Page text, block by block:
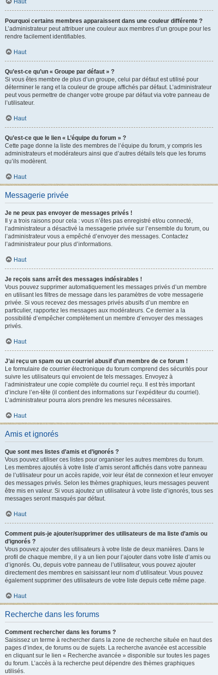
Pourquoi certains membres apparaissent dans une couleur différente ?
L’administrateur peut attribuer une couleur aux membres d’un groupe pour les
rendre facilement identifiables.
Haut
Qu’est-ce qu’un « Groupe par défaut » ?
Si vous êtes membre de plus d’un groupe, celui par défaut est utilisé pour
déterminer le rang et la couleur de groupe affichés par défaut. L’administrateur
peut vous permettre de changer votre groupe par défaut via votre panneau de
l’utilisateur.
Haut
Qu’est-ce que le lien « L’équipe du forum » ?
Cette page donne la liste des membres de l’équipe du forum, y compris les
administrateurs et modérateurs ainsi que d’autres détails tels que les forums
qu’ils modèrent.
Haut
Messagerie privée
Je ne peux pas envoyer de messages privés !
Il y a trois raisons pour cela : vous n’êtes pas enregistré et/ou connecté,
l’administrateur a désactivé la messagerie privée sur l’ensemble du forum, ou
l’administrateur vous a empêché d’envoyer des messages. Contactez
l’administrateur pour plus d’informations.
Haut
Je reçois sans arrêt des messages indésirables !
Vous pouvez supprimer automatiquement les messages privés d’un membre
en utilisant les filtres de message dans les paramètres de votre messagerie
privée. Si vous recevez des messages privés abusifs d’un membre en
particulier, rapportez les messages aux modérateurs. Ce dernier a la
possibilité d’empêcher complètement un membre d’envoyer des messages
privés.
Haut
J’ai reçu un spam ou un courriel abusif d’un membre de ce forum !
Le formulaire de courrier électronique du forum comprend des sécurités pour
suivre les utilisateurs qui envoient de tels messages. Envoyez à
l’administrateur une copie complète du courriel reçu. Il est très important
d’inclure l’en-tête (il contient des informations sur l’expéditeur du courriel).
L’administrateur pourra alors prendre les mesures nécessaires.
Haut
Amis et ignorés
Que sont mes listes d’amis et d’ignorés ?
Vous pouvez utiliser ces listes pour organiser les autres membres du forum.
Les membres ajoutés à votre liste d’amis seront affichés dans votre panneau
de l’utilisateur pour un accès rapide, voir leur état de connexion et leur envoyer
des messages privés. Selon les thèmes graphiques, leurs messages peuvent
être mis en valeur. Si vous ajoutez un utilisateur à votre liste d’ignorés, tous ses
messages seront masqués par défaut.
Haut
Comment puis-je ajouter/supprimer des utilisateurs de ma liste d’amis ou
d’ignorés ?
Vous pouvez ajouter des utilisateurs à votre liste de deux manières. Dans le
profil de chaque membre, il y a un lien pour l’ajouter dans votre liste d’amis ou
d’ignorés. Ou, depuis votre panneau de l’utilisateur, vous pouvez ajouter
directement des membres en saisissant leur nom d’utilisateur. Vous pouvez
également supprimer des utilisateurs de votre liste depuis cette même page.
Haut
Recherche dans les forums
Comment rechercher dans les forums ?
Saisissez un terme à rechercher dans la zone de recherche située en haut des
pages d’index, de forums ou de sujets. La recherche avancée est accessible
en cliquant sur le lien « Recherche avancée » disponible sur toutes les pages
du forum. L’accès à la recherche peut dépendre des thèmes graphiques
utilisés.